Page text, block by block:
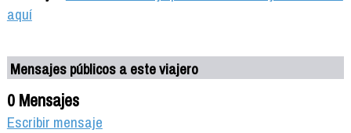
aquí
Mensajes públicos a este viajero
0 Mensajes
Escribir mensaje